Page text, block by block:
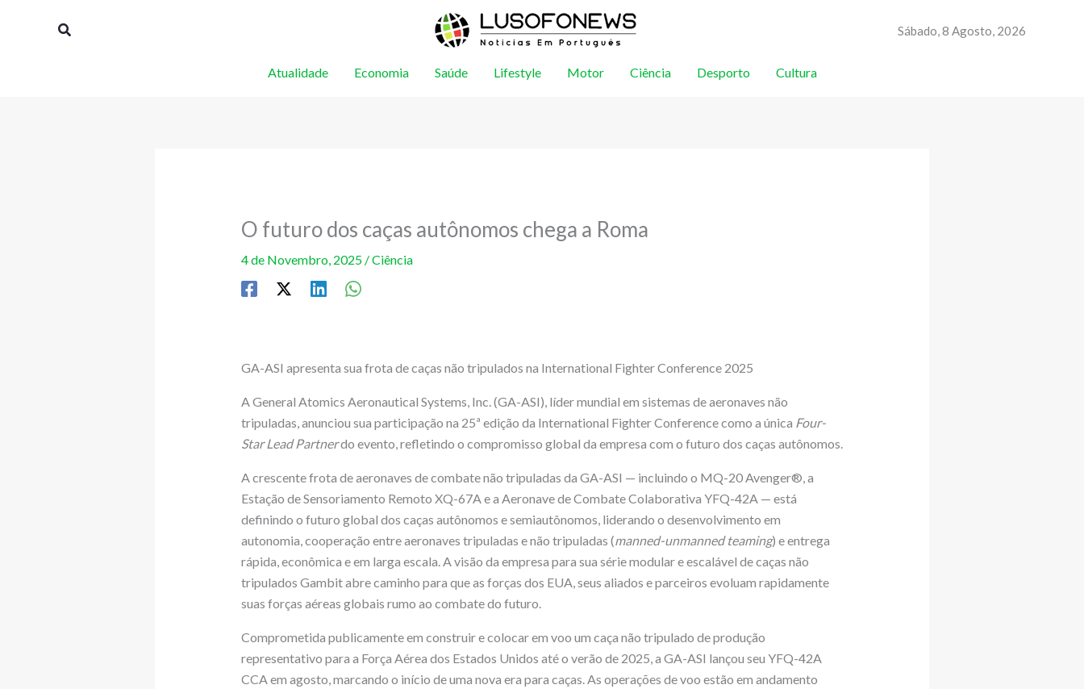
Procurar Sábado, 8 Agosto, 2026
Atualidade Economia Saúde Lifestyle Motor Ciência Desporto Cultura
O futuro dos caças autônomos chega a Roma
4 de Novembro, 2025 /Ciência
GA-ASI apresenta sua frota de caças não tripulados na International Fighter Conference 2025
A General Atomics Aeronautical Systems, Inc. (GA-ASI), líder mundial em sistemas de aeronaves não
tripuladas, anunciou sua participação na 25ª edição da International Fighter Conference como a única Four-
Star Lead Partnerdo evento, refletindo o compromisso global da empresa com o futuro dos caças autônomos.
A crescente frota de aeronaves de combate não tripuladas da GA-ASI — incluindo o MQ-20 Avenger®, a
Estação de Sensoriamento Remoto XQ-67A e a Aeronave de Combate Colaborativa YFQ-42A — está
definindo o futuro global dos caças autônomos e semiautônomos, liderando o desenvolvimento em
autonomia, cooperação entre aeronaves tripuladas e não tripuladas (manned-unmanned teaming) e entrega
rápida, econômica e em larga escala. A visão da empresa para sua série modular e escalável de caças não
tripulados Gambit abre caminho para que as forças dos EUA, seus aliados e parceiros evoluam rapidamente
suas forças aéreas globais rumo ao combate do futuro.
Comprometida publicamente em construir e colocar em voo um caça não tripulado de produção
representativo para a Força Aérea dos Estados Unidos até o verão de 2025, a GA-ASI lançou seu YFQ-42A
CCA em agosto, marcando o início de uma nova era para caças. As operações de voo estão em andamento